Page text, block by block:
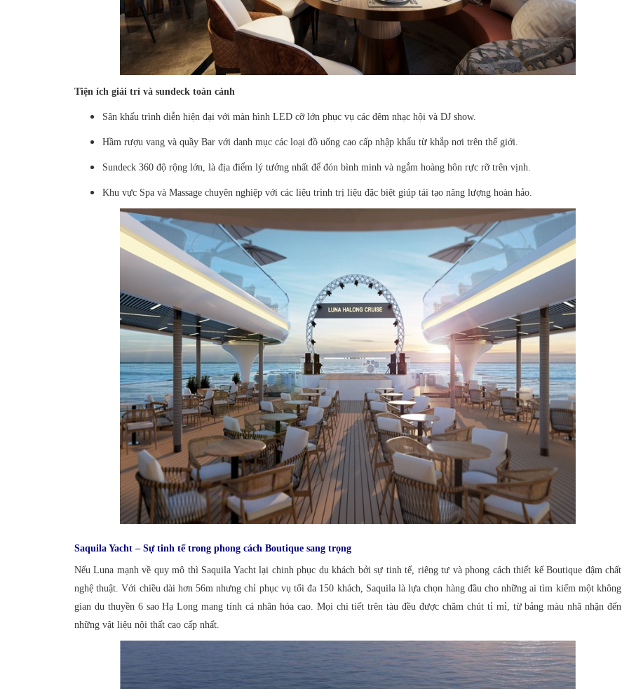
Tiện ích giải trí và sundeck toàn cảnh
Sân khấu trình diễn hiện đại với màn hình LED cỡ lớn phục vụ các đêm nhạc hội và DJ show.
Hầm rượu vang và quầy Bar với danh mục các loại đồ uống cao cấp nhập khẩu từ khắp nơi trên thế giới.
Sundeck 360 độ rộng lớn, là địa điểm lý tưởng nhất để đón bình minh và ngắm hoàng hôn rực rỡ trên vịnh.
Khu vực Spa và Massage chuyên nghiệp với các liệu trình trị liệu đặc biệt giúp tái tạo năng lượng hoàn hảo.
Saquila Yacht – Sự tinh tế trong phong cách Boutique sang trọng
Nếu Luna mạnh về quy mô thì Saquila Yacht lại chinh phục du khách bởi sự tinh tế, riêng tư và phong cách thiết kế Boutique đậm chất
nghệ thuật. Với chiều dài hơn 56m nhưng chỉ phục vụ tối đa 150 khách, Saquila là lựa chọn hàng đầu cho những ai tìm kiếm một không
gian du thuyền 6 sao Hạ Long mang tính cá nhân hóa cao. Mọi chi tiết trên tàu đều được chăm chút tỉ mỉ, từ bảng màu nhã nhặn đến
những vật liệu nội thất cao cấp nhất.